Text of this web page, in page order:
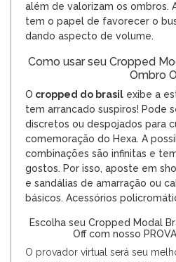
além de valorizam os ombros.
tem o papel de favorecer o
dando aspecto de volume.
Como usar seu Cropped
Ombro
O cropped do brasil exibe a
tem arrancado suspiros! Pode
discretos ou despojados para
comemoração do Hexa. A
combinações são infinitas e
gostos. Por isso, aposte em
e sandálias de amarração ou
básicos. Acessórios
Escolha seu Cropped Modal
Off com nosso
O provador virtual será seu